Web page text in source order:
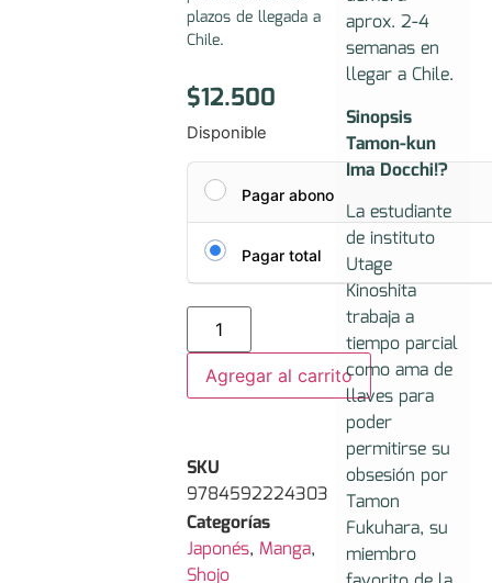
plazos de llegada a
Chile.
$12.500
Disponible
Pagar abono
Pagar total
Agregar al carrito
SKU
9784592224303
Categorías
Japonés, Manga,
Shojo
aprox. 2-4
semanas en
llegar a Chile.
Sinopsis
Tamon-kun
Ima Docchi!?
La estudiante
de instituto
Utage
Kinoshita
trabaja a
tiempo parcial
como ama de
llaves para
poder
permitirse su
obsesión por
Tamon
Fukuhara, su
miembro